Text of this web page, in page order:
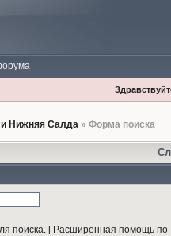
Нижняя Салда» Форма поиска
поиска.[ Расширенная помощь по